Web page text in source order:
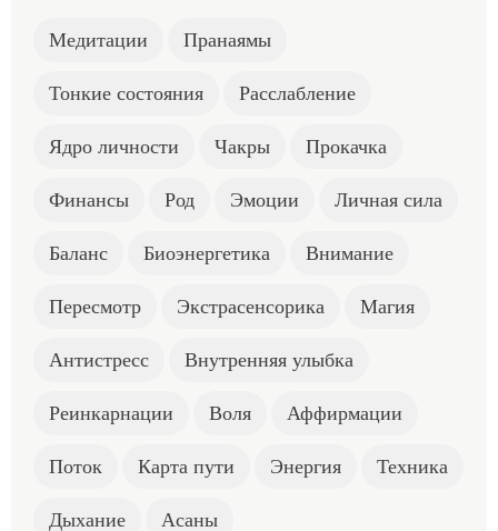
Медитации Пранаямы
Тонкие состояния Расслабление
Ядро личности Чакры Прокачка
Финансы Род Эмоции Личная сила
Баланс Биоэнергетика Внимание
Пересмотр Экстрасенсорика Магия
Антистресс Внутренняя улыбка
Реинкарнации Воля Аффирмации
Поток Карта пути Энергия Техника
Дыхание Асаны